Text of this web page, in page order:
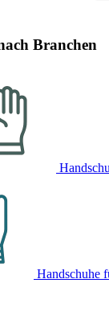
Branchen
Handschuhe